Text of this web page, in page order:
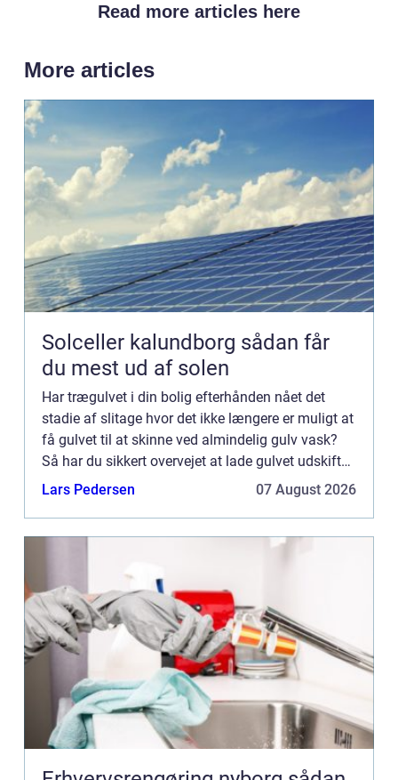
Read more articles here
More articles
Solceller kalundborg sådan får
du mest ud af solen
Har trægulvet i din bolig efterhånden nået det
stadie af slitage hvor det ikke længere er muligt at
få gulvet til at skinne ved almindelig gulv vask?
Så har du sikkert overvejet at lade gulvet udskifte.
Det er træls og irriterende ikke at kunne få gu...
Lars Pedersen 07 August 2026